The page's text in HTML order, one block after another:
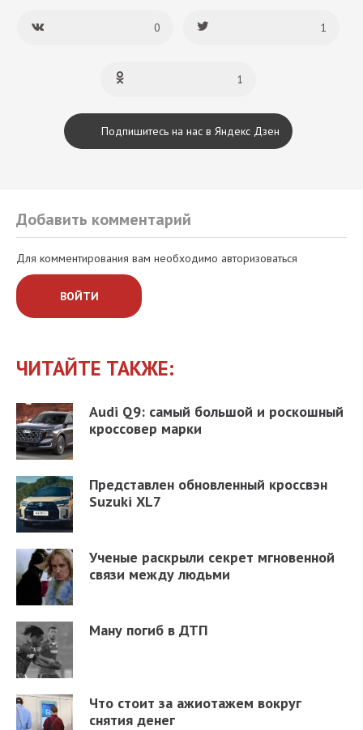
0 1
1
Подпишитесь на нас в Яндекс Дзен
Добавить комментарий
Для комментирования вам необходимо авторизоваться
ВОЙТИ
ЧИТАЙТЕ ТАКЖЕ:
Audi Q9: самый большой и роскошный
кроссовер марки
Представлен обновленный кроссвэн
Suzuki XL7
Ученые раскрыли секрет мгновенной
связи между людьми
Ману погиб в ДТП
Что стоит за ажиотажем вокруг
снятия денег